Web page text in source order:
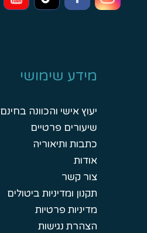
מידע שימושי
יעוץ אישי והכוונה בחינם
שיעורים פרטיים
כתבות ותיאוריה
אודות
צור קשר
תקנון ומדיניות ביטולים
מדיניות פרטיות
הצהרת נגישות